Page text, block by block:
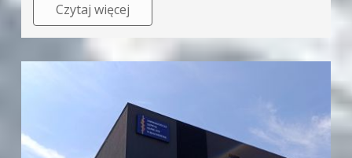
Czytaj więcej